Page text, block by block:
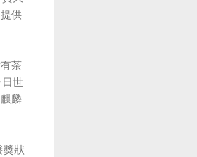
供
茶
世
麟
獎狀